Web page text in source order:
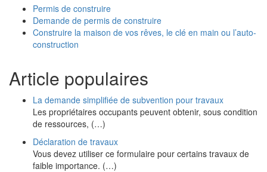
Permis de construire
Demande de permis de construire
Construire la maison de vos rêves, le clé en main ou l’auto-
construction
Article populaires
La demande simplifiée de subvention pour travaux
Les propriétaires occupants peuvent obtenir, sous condition
de ressources, (…)
Déclaration de travaux
Vous devez utiliser ce formulaire pour certains travaux de
faible importance. (…)